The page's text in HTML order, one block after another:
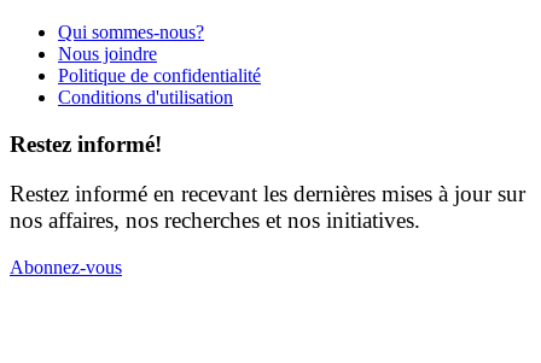
Qui sommes-nous?
Nous joindre
Politique de confidentialité
Conditions d'utilisation
Restez informé!
Restez informé en recevant les dernières mises à jour sur
nos affaires, nos recherches et nos initiatives.
Abonnez-vous